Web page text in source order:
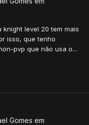
knight level 20 tem mais
isso, que tenho
pvp que não usa o...
Gomes em